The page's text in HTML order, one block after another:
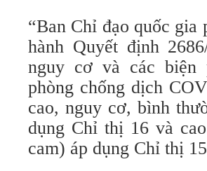
“Ban Chỉ đạo quốc
hành Quyết định
nguy cơ và các biện
phòng chống dịch
cao, nguy cơ, bình
dụng Chỉ thị 16 và
cam) áp dụng Chỉ thị